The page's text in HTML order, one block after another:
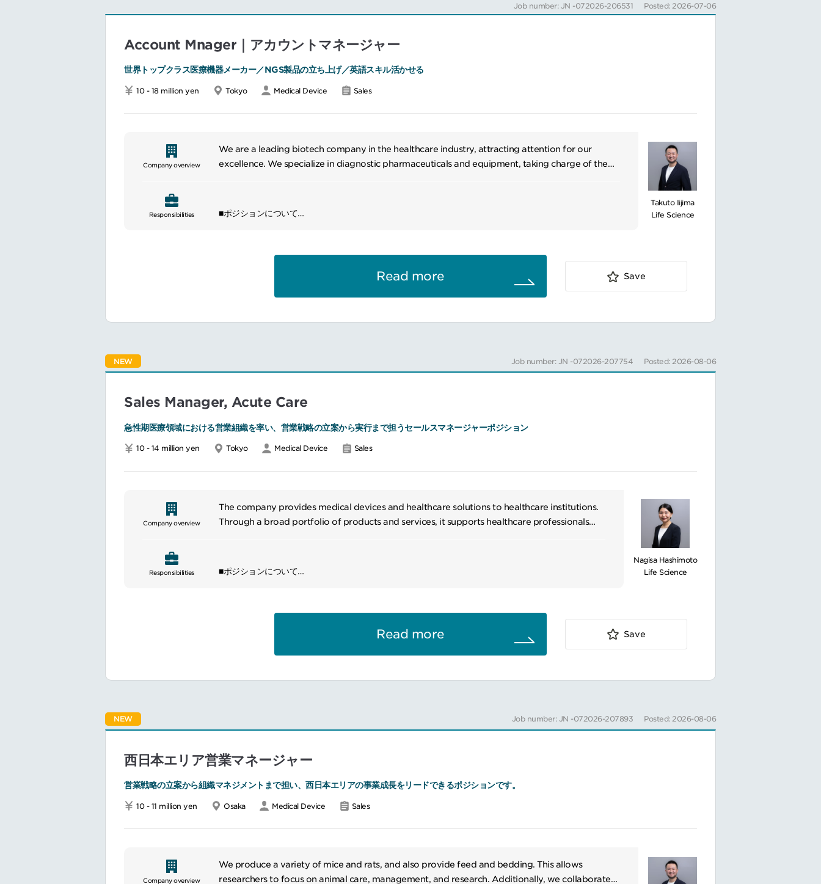
プロセス改善によるコスト効率向上
優秀な従業員の採用や育成により組織強化
各種カンファレンス、トレードショー、シンポジウムなどのイベントへの代表参加
安全、品質、規制に従う
Job number: JN -072026-206531 Posted: 2026-07-06
Account Mnager｜アカウントマネージャー
世界トップクラス医療機器メーカー／NGS製品の立ち上げ／英語スキル活かせる
10 - 18 million yen Tokyo Medical Device Sales
Company overview
We are a leading biotech company in the healthcare industry, attracting attention for our
excellence. We specialize in diagnostic pharmaceuticals and equipment, taking charge of the
cancer, cardiovascular diseases, and infectious diseases.
Responsibilities
■ポジションについて
リードの特定と育成：営業機会を発掘し、新規顧客関係を構築、シーケンシング業界のキーパーソンと関係
技術営業の推進：アプリケーション相談やデータ解析支援を含め、営業プロセス全体で技術的サポートを提
供
確立し潜在顧客と接点構築
を企業戦略および顧客ニーズに整合
地域戦略の実行：欧州のサブリージョンチームと連携し、市場浸透を成功させるための戦略策定・実行
Takuto Iijima
Life Science
Read more Save
NEW Job number: JN -072026-207754 Posted: 2026-08-06
Sales Manager, Acute Care
急性期医療領域における営業組織を率い、営業戦略の立案から実行まで担うセールスマネージャーポジション
10 - 14 million yen Tokyo Medical Device Sales
Company overview
The company provides medical devices and healthcare solutions to healthcare institutions.
Through a broad portfolio of products and services, it supports healthcare professionals
organizations address operational and clinical challenges.
Responsibilities
■ポジションについて
略の立案・実行およびチームマネジメントを担っていただきます。
ICUおよび急性期病院に対する提案営業
提案資料、営業資料、導入効果レポートの作成
急性期医療領域における営業戦略の立案から実行まで携われる
営業組織の成長と成果創出をリードできる
━━━━━━━━━━━━━━━#spotlightjob3
Nagisa Hashimoto
Life Science
Read more Save
NEW Job number: JN -072026-207893 Posted: 2026-08-06
西日本エリア営業マネージャー
営業戦略の立案から組織マネジメントまで担い、西日本エリアの事業成長をリードできるポジションです。
10 - 11 million yen Osaka Medical Device Sales
Company overview
We produce a variety of mice and rats, and also provide feed and bedding. This allows
researchers to focus on animal care, management, and research. Additionally, we collaborate